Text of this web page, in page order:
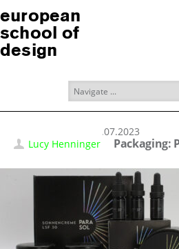
european
school of
design
23.07.2023
Lucy Henninger
Packaging: